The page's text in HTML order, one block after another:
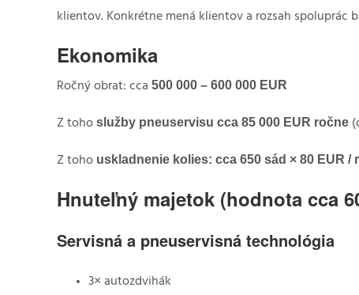
klientov. Konkrétne mená klientov a rozsah spoluprác
Ekonomika
Ročný obrat: cca 500 000 – 600 000 EUR
Z toho služby pneuservisu cca 85 000 EUR ročne
Z toho uskladnenie kolies: cca 650 sád × 80 EUR /
Hnuteľný majetok (hodnota cca
Servisná a pneuservisná technológia
3× autozdvihák